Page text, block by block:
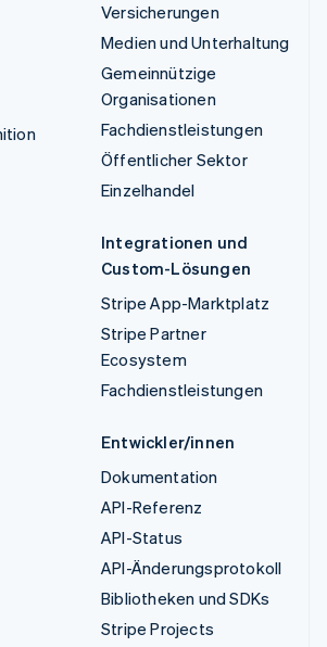
Versicherungen
Medien und Unterhaltung
Gemeinnützige
Organisationen
Fachdienstleistungen
Öffentlicher Sektor
Einzelhandel
Integrationen und
Custom-Lösungen
Stripe App-Marktplatz
Stripe Partner
Ecosystem
Fachdienstleistungen
Entwickler/innen
Dokumentation
API-Referenz
API-Status
API-Änderungsprotokoll
Bibliotheken und SDKs
Stripe Projects